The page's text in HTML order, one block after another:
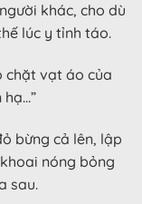
khác, cho dù
lúc y tỉnh táo.
chặt vạt áo của
bừng cả lên, lập
nóng bỏng
sau.